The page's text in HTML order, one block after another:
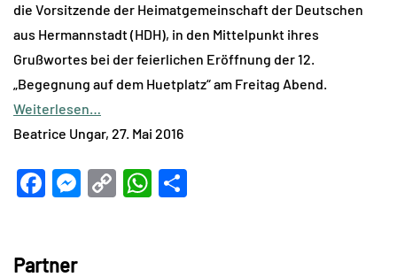
die Vorsitzende der Heimatgemeinschaft der Deutschen
aus Hermannstadt (HDH), in den Mittelpunkt ihres
Grußwortes bei der feierlichen Eröffnung der 12.
„Begegnung auf dem Huetplatz“ am Freitag Abend.
Weiterlesen…
Beatrice Ungar, 27. Mai 2016
Facebook
Messenger
CopyWhatsApp
Partner